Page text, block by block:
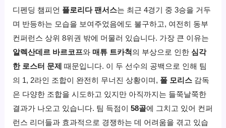
디펜딩 챔피언 플로리다 팬서스는 최근 4경기 중 3승을 거두
며 반등하는 모습을 보여주었음에도 불구하고, 여전히 동부
컨퍼런스 상위 8위권 밖에 머물러 있습니다. 가장 큰 이유는
알렉산데르 바르코프와 매튜 트카척 의 부상으로 인한 심각
한 로스터 문제
때문입니다. 이 두 선수의 공백으로 인해 팀
의 1, 2라인 조합이 완전히 무너진 상황이며, 폴 모리스 감독
은 다양한 조합을 시도하고 있지만 아직까지는 들쭉날쭉한
결과가 나오고 있습니다. 팀 득점이58골에 그치고 있어 컨퍼
런스 리더들과 효과적으로 경쟁하는 데 어려움을 겪고 있습